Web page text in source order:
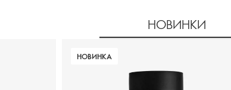
НОВИНКИ
НОВИНКА